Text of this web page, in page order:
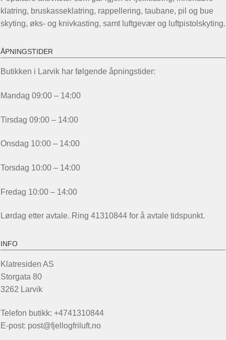
klatring, bruskasseklatring, rappellering, taubane, pil og bue
skyting, øks- og knivkasting, samt luftgevær og luftpistolskyting.
ÅPNINGSTIDER
Butikken i Larvik har følgende åpningstider:
Mandag 09:00 – 14:00
Tirsdag 09:00 – 14:00
Onsdag 10:00 – 14:00
Torsdag 10:00 – 14:00
Fredag 10:00 – 14:00
Lørdag etter avtale. Ring 41310844 for å avtale tidspunkt.
INFO
Klatresiden AS
Storgata 80
3262 Larvik
Telefon butikk: +4741310844
E-post: post@fjellogfriluft.no